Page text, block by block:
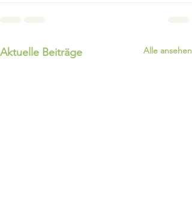
Aktuelle Beiträge Alle ansehen